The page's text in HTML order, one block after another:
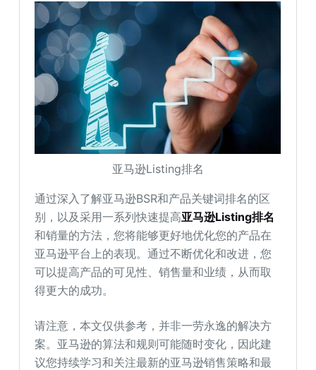
亚马逊Listing排名
通过深入了解亚马逊BSR和产品关键词排名的区
别，以及采用一系列快速提高亚马逊Listing排名
和销量的方法，您将能够更好地优化您的产品在
亚马逊平台上的表现。通过不断优化和改进，您
可以提高产品的可见性、销售量和业绩，从而取
得更大的成功。
请注意，本文仅供参考，并非一劳永逸的解决方
案。亚马逊的算法和规则可能随时变化，因此建
议您持续学习和关注最新的亚马逊销售策略和最